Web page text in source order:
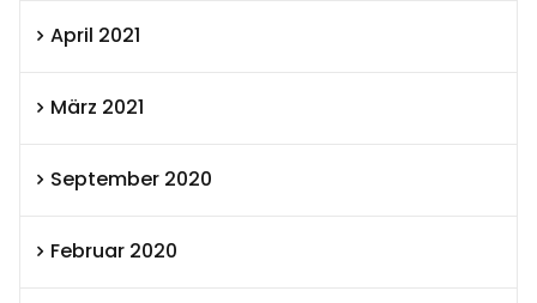
April 2021
März 2021
September 2020
Februar 2020